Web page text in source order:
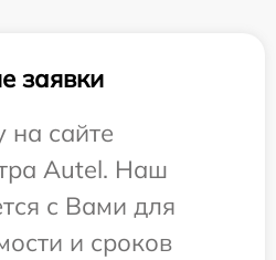
заявки
на сайте
Autel. Наш
с Вами для
и сроков